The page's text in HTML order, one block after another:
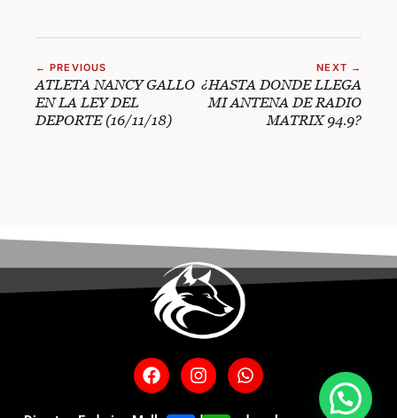
← PREVIOUS
ATLETA NANCY GALLO
EN LA LEY DEL
DEPORTE (16/11/18)
NEXT →
¿HASTA DONDE LLEGA
MI ANTENA DE RADIO
MATRIX 94.9?